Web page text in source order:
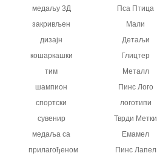
медаљу 3Д
закривљен
дизајн
кошаркашки
тим
шампион
спортски
сувенир
медаља са
прилагођеном
Пса Птица
Мали
Детаљи
Глицтер
Металл
Пинс Лого
логотипи
Тврди Метки
Емамел
Пинс Лапел